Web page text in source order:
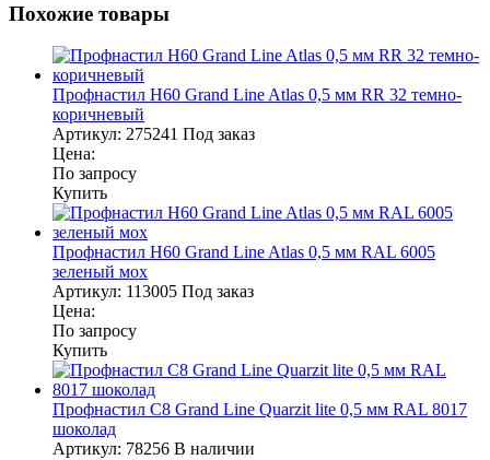
Похожие товары
Профнастил Н60 Grand Line Atlas 0,5 мм RR 32 темно-
коричневый
Артикул: 275241 Под заказ
Цена:
По запросу
Купить
Профнастил Н60 Grand Line Atlas 0,5 мм RAL 6005
зеленый мох
Артикул: 113005 Под заказ
Цена:
По запросу
Купить
Профнастил С8 Grand Line Quarzit lite 0,5 мм RAL 8017
шоколад
Артикул: 78256 В наличии